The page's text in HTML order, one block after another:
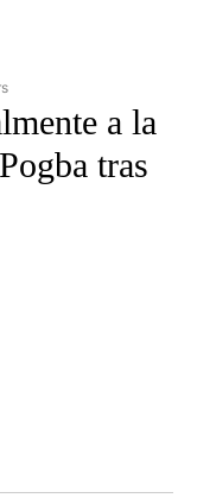
TO RECEIVE
a la
tras